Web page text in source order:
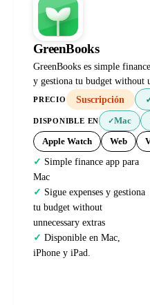
GreenBooks
GreenBooks es simple
y gestiona tu budget without
PRECIO Suscripción
DISPONIBLE EN ✓Mac
Apple Watch Web
Simple finance app para
Mac
Sigue expenses y gestiona
tu budget without
unnecessary extras
Disponible en Mac,
iPhone y iPad.